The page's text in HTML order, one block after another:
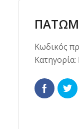
Κωδικός
Κατηγορία: